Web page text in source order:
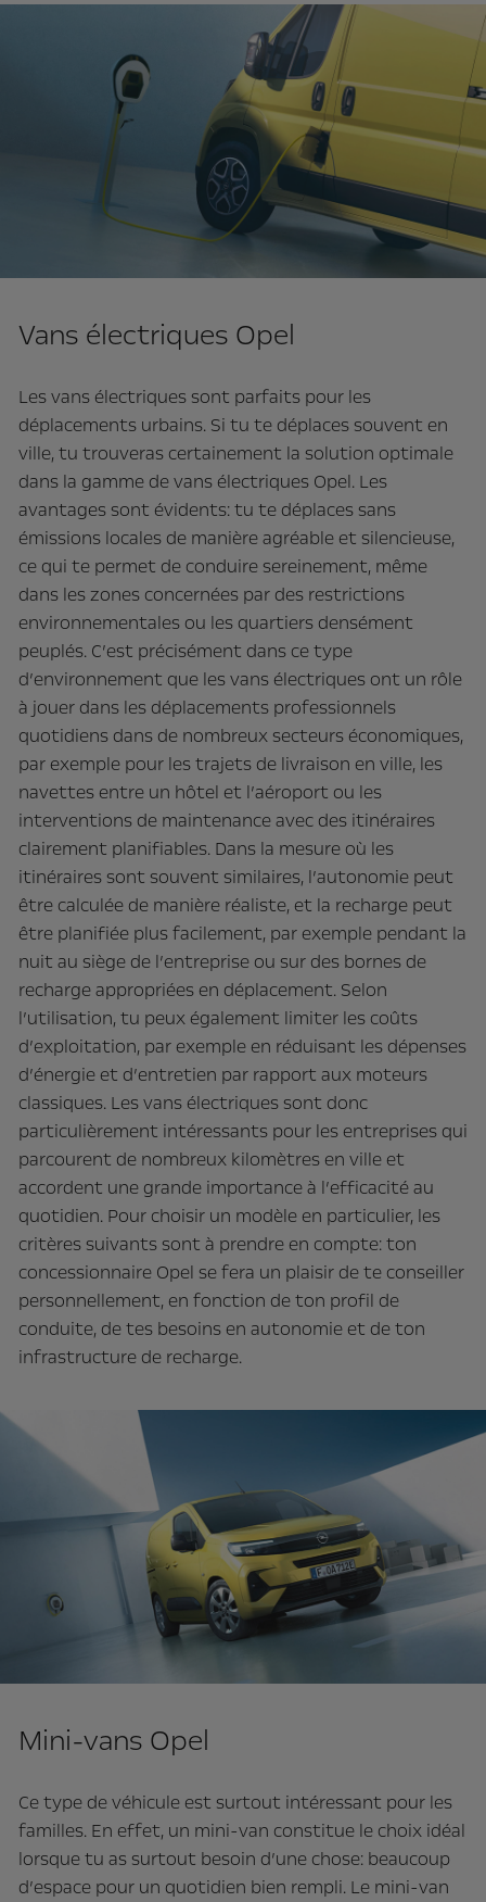
Vans électriques Opel
Les vans électriques sont parfaits pour les
déplacements urbains. Si tu te déplaces souvent en
ville, tu trouveras certainement la solution optimale
dans la gamme de vans électriques Opel. Les
avantages sont évidents: tu te déplaces sans
émissions locales de manière agréable et silencieuse,
ce qui te permet de conduire sereinement, même
dans les zones concernées par des restrictions
environnementales ou les quartiers densément
peuplés. C’est précisément dans ce type
d’environnement que les vans électriques ont un rôle
à jouer dans les déplacements professionnels
quotidiens dans de nombreux secteurs économiques,
par exemple pour les trajets de livraison en ville, les
navettes entre un hôtel et l’aéroport ou les
interventions de maintenance avec des itinéraires
clairement planifiables. Dans la mesure où les
itinéraires sont souvent similaires, l’autonomie peut
être calculée de manière réaliste, et la recharge peut
être planifiée plus facilement, par exemple pendant la
nuit au siège de l’entreprise ou sur des bornes de
recharge appropriées en déplacement. Selon
l’utilisation, tu peux également limiter les coûts
d’exploitation, par exemple en réduisant les dépenses
d’énergie et d’entretien par rapport aux moteurs
classiques. Les vans électriques sont donc
particulièrement intéressants pour les entreprises qui
parcourent de nombreux kilomètres en ville et
accordent une grande importance à l’efficacité au
quotidien. Pour choisir un modèle en particulier, les
critères suivants sont à prendre en compte: ton
concessionnaire Opel se fera un plaisir de te conseiller
personnellement, en fonction de ton profil de
conduite, de tes besoins en autonomie et de ton
infrastructure de recharge.
Mini-vans Opel
Ce type de véhicule est surtout intéressant pour les
familles. En effet, un mini-van constitue le choix idéal
lorsque tu as surtout besoin d’une chose: beaucoup
d’espace pour un quotidien bien rempli. Le mini-van